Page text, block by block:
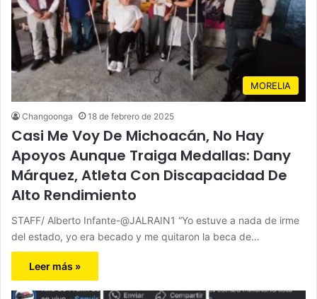
MORELIA
Changoonga 18 de febrero de 2025
Casi Me Voy De Michoacán, No Hay
Apoyos Aunque Traiga Medallas: Dany
Márquez, Atleta Con Discapacidad De
Alto Rendimiento
STAFF/ Alberto Infante-@JALRAIN1 “Yo estuve a nada de irme
del estado, yo era becado y me quitaron la beca de…
Leer más »